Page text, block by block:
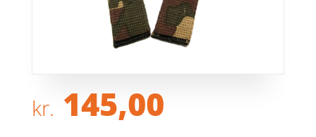
kr. 145,00